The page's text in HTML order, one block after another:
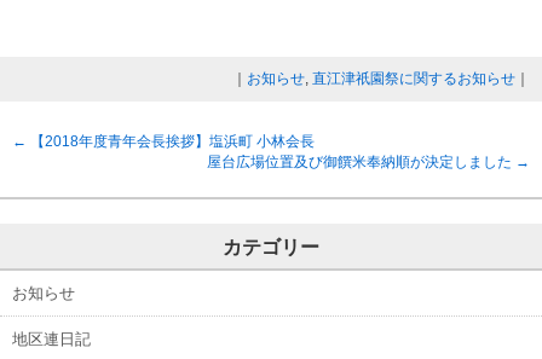
お知らせ, 直江津祇園祭に関するお知らせ
←
【2018年度青年会長挨拶】塩浜町 小林会長
屋台広場位置及び御饌米奉納順が決定しました →
カテゴリー
お知らせ
地区連日記